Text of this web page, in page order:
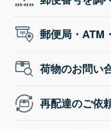
郵便局・ATM
荷物のお問い
再配達のご依